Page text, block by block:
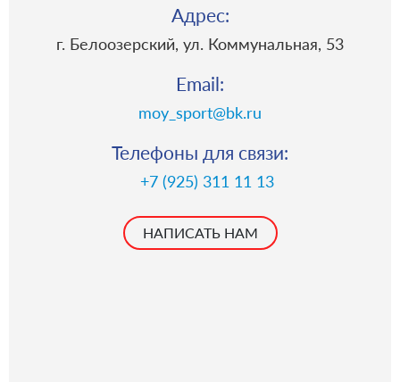
Адрес:
г. Белоозерский, ул. Коммунальная, 53
Email:
moy_sport@bk.ru
Телефоны для связи:
+7 (925) 311 11 13
НАПИСАТЬ НАМ